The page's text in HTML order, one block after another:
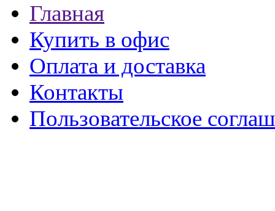
Главная
Купить в офис
Оплата и доставка
Контакты
Пользовательское